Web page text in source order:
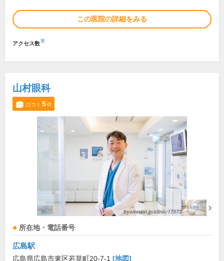
この医院の詳細をみる
アクセス数※
山村眼科
口コミ 5件
所在地・電話番号
広島駅
広島県広島市東区若草町20-7-1 [地図]